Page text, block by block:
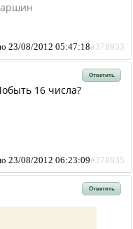
23/08/2012 05:47:18#378933
Ответить
16 числа?
23/08/2012 06:23:09#378935
Ответить